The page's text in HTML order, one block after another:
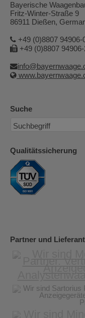
Bayerische
Fritz-Winter-Straße 9
86911 Dießen,
+49 (0)8807 94906-
+49 (0)8807
Suche
Qualitätssicherung
Partner und